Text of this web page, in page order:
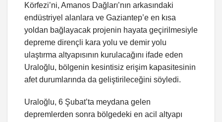
Körfezi’ni, Amanos Dağları’nın arkasındaki
endüstriyel alanlara ve Gaziantep’e en kısa
yoldan bağlayacak projenin hayata geçirilmesiyle
depreme dirençli kara yolu ve demir yolu
ulaştırma altyapısının kurulacağını ifade eden
Uraloğlu, bölgenin kesintisiz erişim kapasitesinin
afet durumlarında da geliştirileceğini söyledi.
Uraloğlu, 6 Şubat’ta meydana gelen
depremlerden sonra bölgedeki en acil altyapı